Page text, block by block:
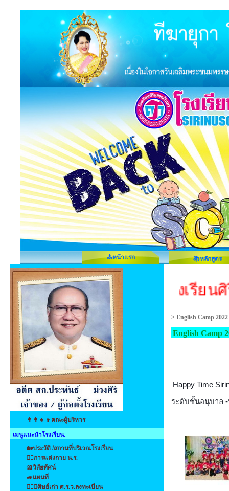
⛪หน้าแรก 📚หลักสูตร
👨‍👩‍👧‍👦คณะผู้บริหาร
เมนูแนะนำโรงเรียน.
🏡ประวัติ /สถานที่บริเวณโรงเรียน
👩‍⚕️การแต่งกาย น.ร.
🎀วิสัยทัศน์
🚙แผนที่
👩‍❤️‍👩ศิษย์เก่า ศ.ร.ว.ลงทะเบียน
::: โรงเรียน
> English Camp 2022
English Camp
Happy Time
ระดับชั้นอนุบาล